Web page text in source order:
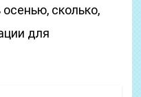
сколько,
для